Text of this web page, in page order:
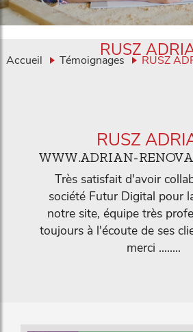
Accueil Témoignages RUSZ
RUSZ
RUSZ
WWW.ADRIAN-
Très satisfait d'avoir
société Futur Digital pour
notre site, équipe très
toujours à l'écoute de ses
merci ........